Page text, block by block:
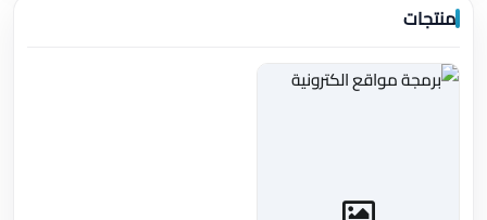
منتجات